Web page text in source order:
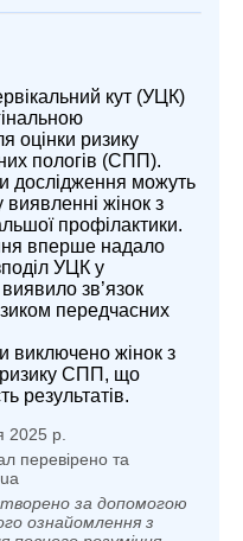
кут (УЦК)
оцінки ризику
пологів (СПП).
дослідження можуть
жінок з
профілактики.
вперше надало
УЦК у
зв’язок
передчасних
виключено жінок з
СПП, що
результатів.
2025 р.
перевірено та
за допомогою
ознайомлення з